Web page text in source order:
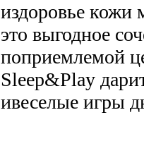
издоровье кожи
это выгодное
поприемлемой
Sleep&Play
ивеселые игры